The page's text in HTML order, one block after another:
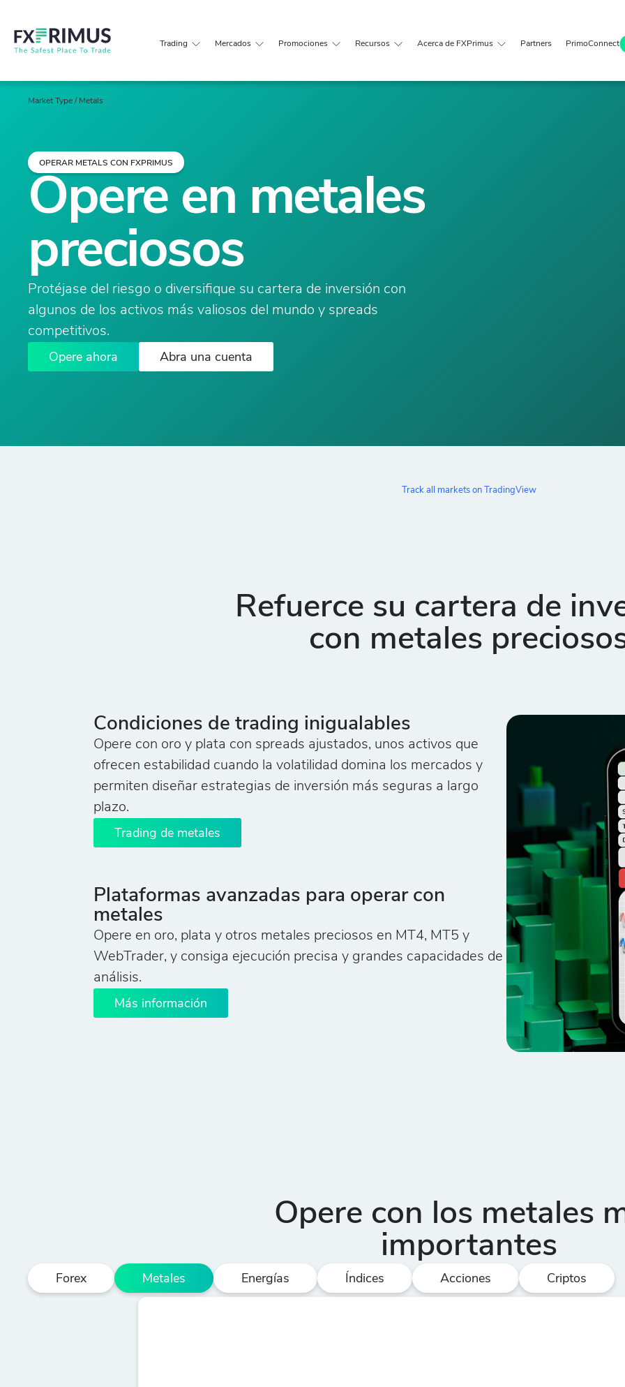
Trading Mercados Promociones Recursos Acerca de FXPrimus Partners PrimoConnect
OPERAR METALS CON FXPRIMUS
Opere en metales
preciosos
Protéjase del riesgo o diversifique su cartera de inversión con
algunos de los activos más valiosos del mundo y spreads
competitivos.
Opere ahora Abra una cuenta
Market Type / Metals
Track all markets on TradingView
Refuerce su cartera de
con metales
Condiciones de trading inigualables
Opere con oro y plata con spreads ajustados, unos activos que
ofrecen estabilidad cuando la volatilidad domina los mercados y
permiten diseñar estrategias de inversión más seguras a largo
plazo.
Trading de metales
Plataformas avanzadas para operar con
metales
Opere en oro, plata y otros metales preciosos en MT4, MT5 y
WebTrader, y consiga ejecución precisa y grandes capacidades de
análisis.
Más información
Opere con los metales
importantes
Forex Metales Energías Índices Acciones Criptos